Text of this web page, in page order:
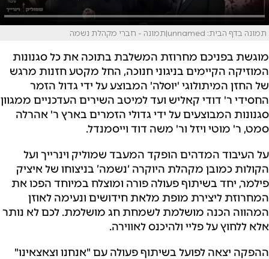
תמונה בדף הבית: unnamed|תמונה - חברי מקהלת נשמה
מוגשת בפניכם מחרוזת המשלבת בתוכה את כל סגנונות
המוזיקה הקיימים בניגוני חנוכה, החל מקטע חזנות מרגש
של החזן המיתולוגי 'יוסלה' המבוצע על ידי גדול הזמר
החסידי ר' דודי קאליש ועד למיטב השירים העדכניים ממגוון
סגנונות המבוצעים על ידי גדולי הזמרים בארץ ר' אהרלה
סמט, ר' מוטי ויזל ור' משה דוד וייסמנדל.
על העיבוד המדהים הופקד המעבד שמוליק וינרייך ועל
הקולות כמובן מקהלת היוקרה ‘נשמה’ בניצוחו של איציק
פילמר, יחד בשיתוף פעולה פורה ומוצלח במיוחד הפכו את
המחרוזת ליצירת מופת מלאת חידושים ונעימה לאוזן
המהווה הכנה מושלמת לשמחת חג מושלמת. לכם לא נותר
אלא ללחוץ על פליי ולהיכנס לאווירה.
ההפקה יצאה לפועל בשיתוף פעולה עם "אנחנו וצאצאינו"